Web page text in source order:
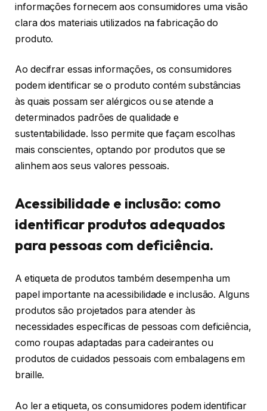
informações fornecem aos consumidores uma visão
clara dos materiais utilizados na fabricação do
produto.
Ao decifrar essas informações, os consumidores
podem identificar se o produto contém substâncias
às quais possam ser alérgicos ou se atende a
determinados padrões de qualidade e
sustentabilidade. Isso permite que façam escolhas
mais conscientes, optando por produtos que se
alinhem aos seus valores pessoais.
Acessibilidade e inclusão: como
identificar produtos adequados
para pessoas com deficiência.
A etiqueta de produtos também desempenha um
papel importante na acessibilidade e inclusão. Alguns
produtos são projetados para atender às
necessidades específicas de pessoas com deficiência,
como roupas adaptadas para cadeirantes ou
produtos de cuidados pessoais com embalagens em
braille.
Ao ler a etiqueta, os consumidores podem identificar